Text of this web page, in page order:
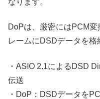
なります。
DoPは、厳密にはPCM
レームにDSDデータを格
・ASIO 2.1によるDSD
伝送
・DoP：DSDデータを